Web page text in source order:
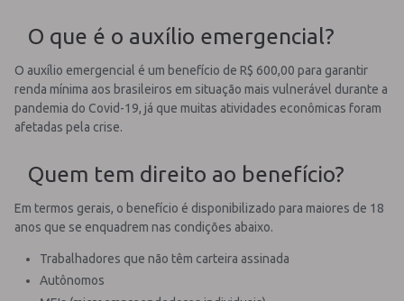
O que é o auxílio emergencial?
O auxílio emergencial é um benefício de R$ 600,00 para garantir
renda mínima aos brasileiros em situação mais vulnerável durante a
pandemia do Covid-19, já que muitas atividades econômicas foram
afetadas pela crise.
Quem tem direito ao benefício?
Em termos gerais, o benefício é disponibilizado para maiores de 18
anos que se enquadrem nas condições abaixo.
Trabalhadores que não têm carteira assinada
Autônomos